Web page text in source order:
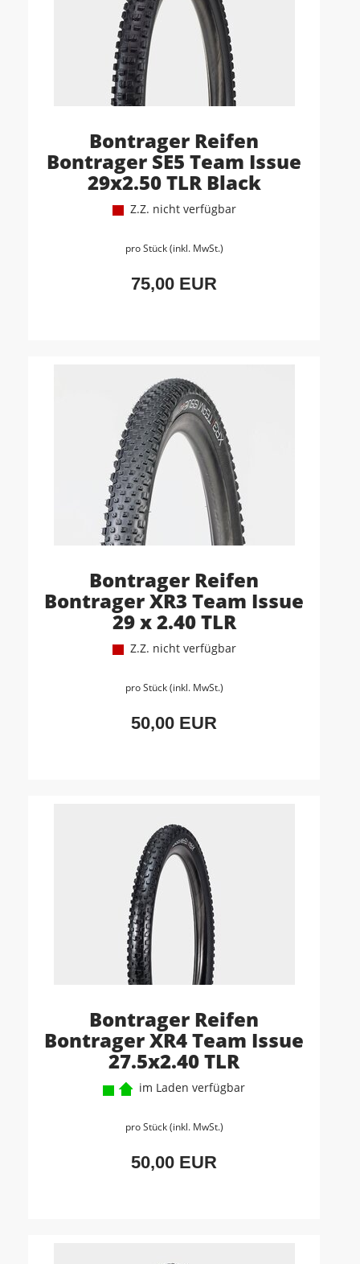
Bontrager Reifen
Bontrager SE5 Team Issue
29x2.50 TLR Black
Z.Z. nicht verfügbar
pro Stück (inkl. MwSt.)
75,00 EUR
Bontrager Reifen
Bontrager XR3 Team Issue
29 x 2.40 TLR
Z.Z. nicht verfügbar
pro Stück (inkl. MwSt.)
50,00 EUR
Bontrager Reifen
Bontrager XR4 Team Issue
27.5x2.40 TLR
im Laden verfügbar
pro Stück (inkl. MwSt.)
50,00 EUR